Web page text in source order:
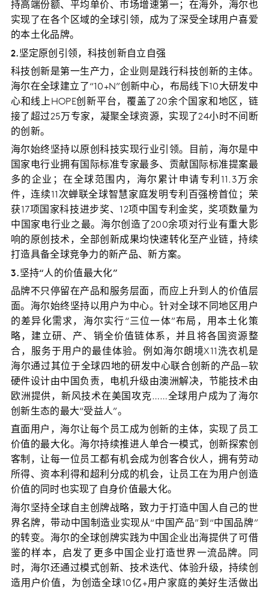
持高端份额、平均单价、市场增速第一；在海外，海尔也
实现了在各个区域的全球引领，成为了深受全球用户喜爱
的本土化品牌。
2.坚定原创引领，科技创新自立自强
科技创新是第一生产力，企业则是践行科技创新的主体。
海尔在全球建立了“10+N”创新中心，布局线下10大研发中
心和线上HOPE创新平台，覆盖了20余个国家和地区，链
接了超过25万专家，凝聚全球资源，实现了24小时不间断
的创新。
海尔始终坚持以原创科技实现行业引领。目前，海尔是中
国家电行业拥有国际标准专家最多、贡献国际标准提案最
多的企业；在全球范围内，海尔累计申请专利11.3万余
件，连续11次蝉联全球智慧家庭发明专利百强榜首位；荣
获17项国家科技进步奖、12项中国专利金奖，奖项数量为
中国家电行业之最。海尔创造了200余项对行业有重大影
响的原创技术，全部创新成果均快速转化至产业链，持续
打造具备全球竞争力的新产品、新方案。
3.坚持“人的价值最大化”
品牌不只停留在产品和服务层面，而应上升到人的价值层
面。海尔始终坚持以用户为中心。针对全球不同地区用户
的差异化需求，海尔实行“三位一体”布局，用本土化策
略，建立研、产、销全价值链体系，并且将各国资源整
合，服务于用户的最佳体验。例如海尔朗境X11洗衣机是
海尔通过其位于全球四地的研发中心联合创新的产品—软
硬件设计由中国负责，电机升级由澳洲解决，节能技术由
欧洲提供，新风技术在美国攻克……全球用户成为了海尔
创新生态的最大“受益人”。
直面用户，海尔让每个员工成为创新的主体，实现了员工
价值的最大化。海尔持续推进人单合一模式，创新探索创
客制，让每一位员工都有机会成为创客合伙人，拥有劳动
所得、资本利得和超利分成的机会，让员工在为用户创造
价值的同时也实现了自身价值最大化。
海尔坚持全球自主创牌战略，致力于打造中国人自己的世
界名牌，带动中国制造业实现从“中国产品”到“中国品牌”
的转变。海尔的全球创牌实践为中国企业出海提供了可借
鉴的样本，启发了更多中国企业打造世界一流品牌。同
时，海尔还通过模式创新、技术迭代、体验升级，持续创
造用户价值，为创造全球10亿+用户家庭的美好生活做出